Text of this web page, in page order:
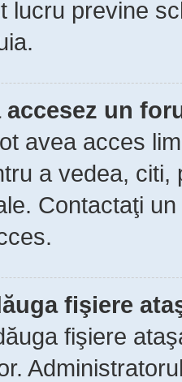
lucru previne
accesez un
avea acces
a vedea,
Contactaţi
fişiere
fişiere